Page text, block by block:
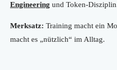
Engineering und Token-
Merksatz: Training macht ein
macht es „nützlich“ im Alltag.